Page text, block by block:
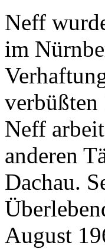
Neff
im
verbüßten
Neff
anderen
Dachau.
August